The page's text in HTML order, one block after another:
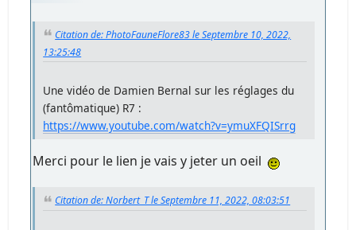
Citation de: PhotoFauneFlore83 le Septembre 10, 2022,
13:25:48
Une vidéo de Damien Bernal sur les réglages du
(fantômatique) R7 :
https://www.youtube.com/watch?v=ymuXFQISrrg
Merci pour le lien je vais y jeter un oeil
Citation de: Norbert_T le Septembre 11, 2022, 08:03:51